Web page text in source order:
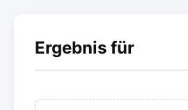
Ergebnis für